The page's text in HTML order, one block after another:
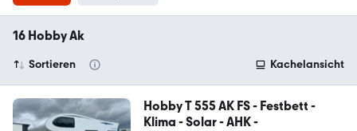
16 Hobby Ak
Sortieren Kachelansicht
Hobby T 555 AK FS - Festbett -
Klima - Solar - AHK -